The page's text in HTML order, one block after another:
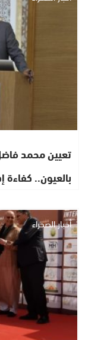
تعيين محمد
بالعيون.. كفاءة
أخبار الصحراء